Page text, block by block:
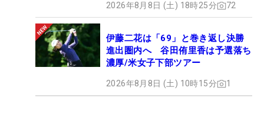
2026年8月8日 (土) 18時25分 72
伊藤二花は「69」と巻き返し決勝
進出圏内へ 谷田侑里香は予選落ち
濃厚/米女子下部ツアー
2026年8月8日 (土) 10時15分 1